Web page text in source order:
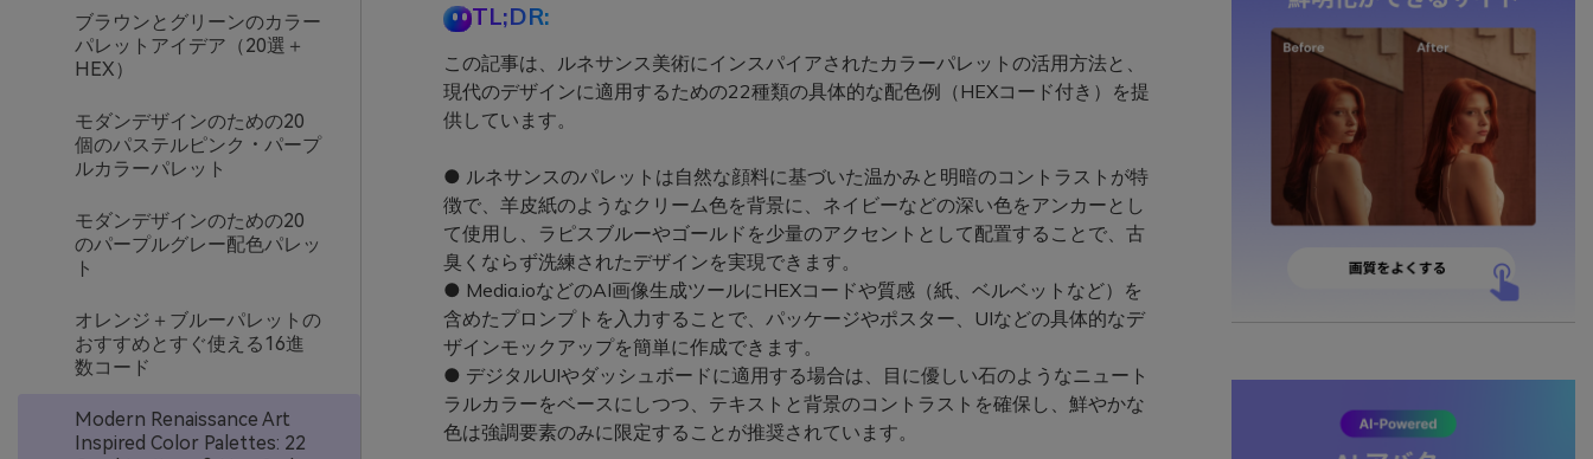
ブラウンとグリーンのカラー
パレットアイデア（20選＋
HEX）
モダンデザインのための20
個のパステルピンク・パープ
ルカラーパレット
モダンデザインのための20
のパープルグレー配色パレッ
ト
オレンジ＋ブルーパレットの
おすすめとすぐ使える16進
数コード
Modern Renaissance Art
Inspired Color Palettes: 22
TL;DR:
この記事は、ルネサンス美術にインスパイアされたカラーパレットの活用方法と、
現代のデザインに適用するための22種類の具体的な配色例（HEXコード付き）を提
供しています。
● ルネサンスのパレットは自然な顔料に基づいた温かみと明暗のコントラストが特
徴で、羊皮紙のようなクリーム色を背景に、ネイビーなどの深い色をアンカーとし
て使用し、ラピスブルーやゴールドを少量のアクセントとして配置することで、古
臭くならず洗練されたデザインを実現できます。
● Media.ioなどのAI画像生成ツールにHEXコードや質感（紙、ベルベットなど）を
含めたプロンプトを入力することで、パッケージやポスター、UIなどの具体的なデ
ザインモックアップを簡単に作成できます。
● デジタルUIやダッシュボードに適用する場合は、目に優しい石のようなニュート
ラルカラーをベースにしつつ、テキストと背景のコントラストを確保し、鮮やかな
色は強調要素のみに限定することが推奨されています。